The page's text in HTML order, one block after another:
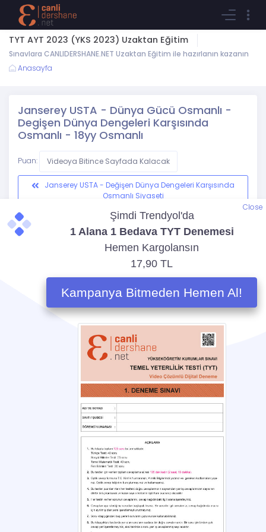
TYT AYT 2023 (YKS 2023) Uzaktan Eğitim
Sınavlara CANLIDERSHANE.NET Uzaktan Eğitim ile hazırlanın kazanın
Anasayfa
Janserey USTA - Dünya Gücü Osmanlı -
Degişen Dünya Dengeleri Karşısında
Osmanlı - 18yy Osmanlı
Puan: Videoya Bitince Sayfada Kalacak
Janserey USTA - Değişen Dünya Dengeleri Karşısında
Osmanlı Siyaseti
Osmanlı Devletinde Arayış Yılları I
Bu Dersle İlgili Videolar
18 YY'da Değişim ve Diplomasi - En Uzun Yüzyıl (19. YY) -
Osmanlı Kültür Uygarlığı - Arayış Yılları
Close